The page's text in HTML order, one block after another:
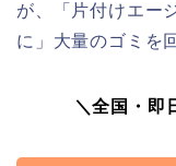
が、「片付けエー
に」大量のゴミを
＼全国・即